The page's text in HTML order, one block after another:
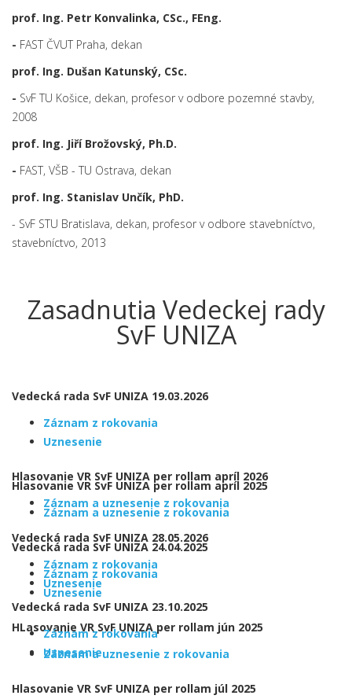
prof. Ing. Petr Konvalinka, CSc., FEng.
- FAST ČVUT Praha, dekan
prof. Ing. Dušan Katunský, CSc.
- SvF TU Košice, dekan, profesor v odbore pozemné stavby,
2008
prof. Ing. Jiří Brožovský, Ph.D.
- FAST, VŠB - TU Ostrava, dekan
prof. Ing. Stanislav Unčík, PhD.
- SvF STU Bratislava, dekan, profesor v odbore stavebníctvo,
stavebníctvo, 2013
Zasadnutia Vedeckej rady
SvF UNIZA
Vedecká rada SvF UNIZA 19.03.2026
Záznam z rokovania
Uznesenie
Hlasovanie VR SvF UNIZA per rollam apríl 2026
Záznam a uznesenie z rokovania
Vedecká rada SvF UNIZA 28.05.2026
Záznam z rokovania
Uznesenie
Hlasovanie VR SvF UNIZA per rollam apríl 2025
Záznam a uznesenie z rokovania
Vedecká rada SvF UNIZA 24.04.2025
Záznam z rokovania
Uznesenie
HLasovanie VR SvF UNIZA per rollam jún 2025
Záznam a uznesenie z rokovania
Hlasovanie VR SvF UNIZA per rollam júl 2025
Vedecká rada SvF UNIZA 23.10.2025
Záznam z rokovania
Uznesenie